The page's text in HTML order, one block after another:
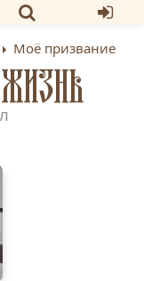
Моё призвание